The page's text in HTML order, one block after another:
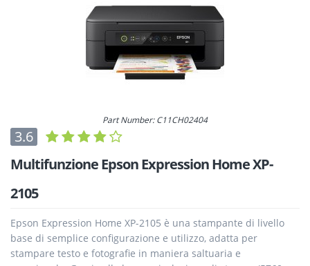
Part Number: C11CH02404
3.6
Multifunzione Epson Expression Home XP-
2105
Epson Expression Home XP-2105 è una stampante di livello
base di semplice configurazione e utilizzo, adatta per
stampare testo e fotografie in maniera saltuaria e